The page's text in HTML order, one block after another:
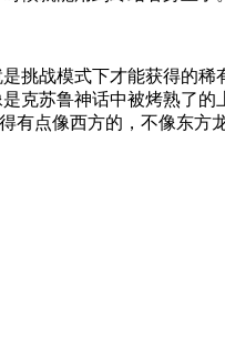
挑战模式下才能获得的
克苏鲁神话中被烤熟了
得有点像西方的，不像